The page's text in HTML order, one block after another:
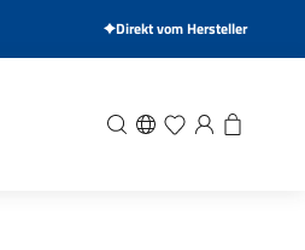
Direkt vom Hersteller
Suche Wunschliste
Anmelden